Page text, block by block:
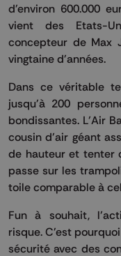
d'environ 600.000
vient des Etats-
concepteur de Max
vingtaine d'années.
Dans ce véritable
jusqu'à 200
bondissantes. L’Air
cousin d’air géant
de hauteur et tenter
passe sur les
toile comparable à
Fun à souhait,
risque. C'est
sécurité avec des